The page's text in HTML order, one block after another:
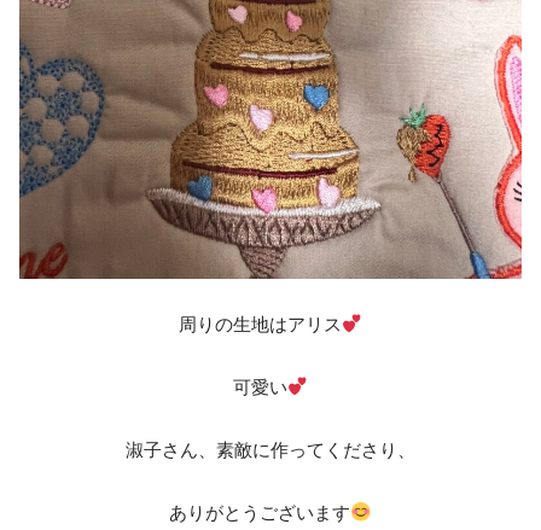
周りの生地はアリス
可愛い
淑子さん、素敵に作ってくださり、
ありがとうございます